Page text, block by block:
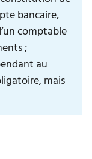
bancaire,
comptable
;
au
mais